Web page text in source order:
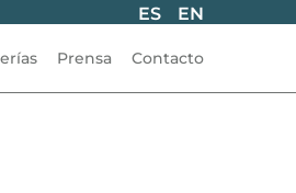
ES EN
Prensa Contacto